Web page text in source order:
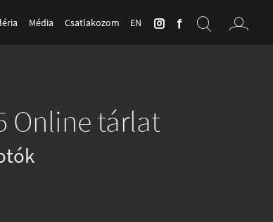
Média Csatlakozom EN
Online tárlat